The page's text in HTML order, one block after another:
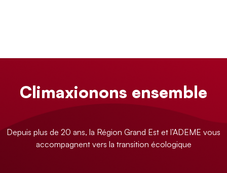
Climaxionons ensemble
Depuis plus de 20 ans, la Région Grand Est et l’ADEME vous
accompagnent vers la transition écologique